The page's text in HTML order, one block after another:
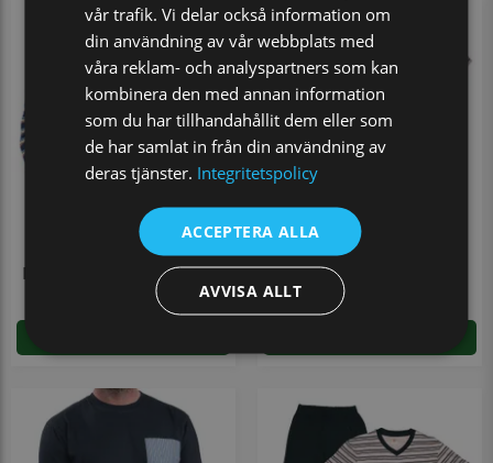
Pyjamas lång ärm marinblå
Pyjamas kort ärm
250 kr
vår trafik. Vi delar också information om
din användning av vår webbplats med
våra reklam- och analyspartners som kan
kombinera den med annan information
som du har tillhandahållit dem eller som
de har samlat in från din användning av
deras tjänster. Integritetspolicy
ACCEPTERA ALLA
AVVISA ALLT